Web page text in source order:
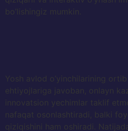
bo’lishingiz mumkin.
Yosh avlod o’yinchilarining
ehtiyojlariga javoban, onlayn
innovatsion yechimlar taklif
nafaqat osonlashtiradi, balki
qiziqishini ham oshiradi.